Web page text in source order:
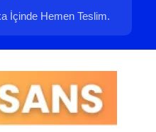
İçinde Hemen Teslim.